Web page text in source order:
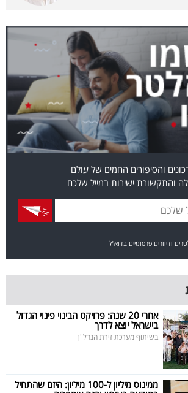
והסיפורים החמים של עולם
והתקשורת ישירות במייל שלכם
ודיוורים פרסומיים בדוא"ל
אחרי 20 שנה: פרויקט הבינוי פינוי הגדול
בישראל יוצא לדרך
בשיתוף מערכת זירת הנדל"ן
ממינוס מיליון ל-100 מיליון: היזם שהתחיל